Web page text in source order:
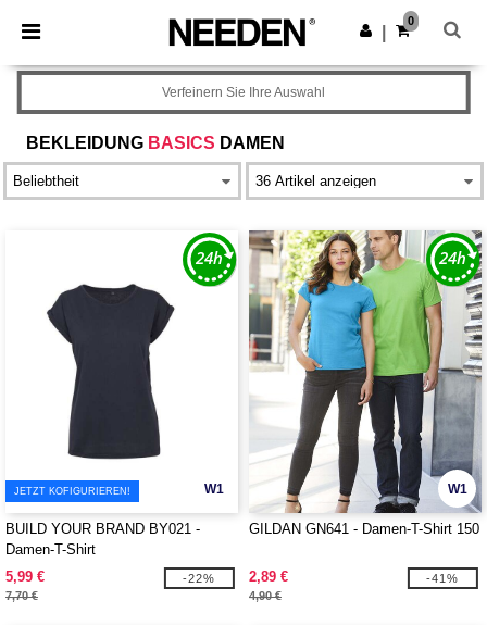
× Needen App
Bessere Preise in der App!
App holen
0
BEKLEIDUNG BASICS DAMEN
Verfeinern Sie Ihre Auswahl
W1
JETZT KOFIGURIEREN!
BUILD YOUR BRAND BY021 -
Damen-T-Shirt
5,99 €
7,70 €
-22%
W1
GILDAN GN641 - Damen-T-Shirt 150
2,89 €
4,90 €
-41%